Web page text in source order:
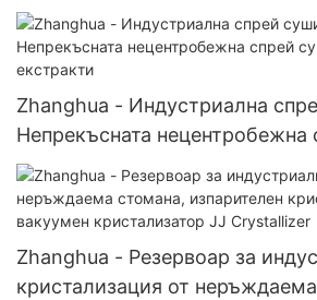
30-100 литра, смесващ
фармацевтична
Zhanghua - Индустриална
Непрекъсната нецентробежна
за билкови екстракти
Zhanghua - Резервоар за
кристализация от